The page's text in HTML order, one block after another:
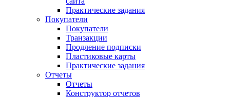
Практические задания
Покупатели
Покупатели
Транзакции
Продление подписки
Пластиковые карты
Практические задания
Отчеты
Отчеты
Конструктор отчетов